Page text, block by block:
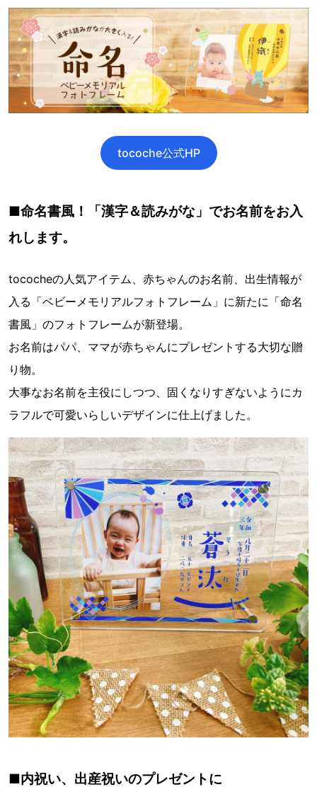
tocoche公式HP
■命名書風！「漢字＆読みがな」でお名前をお入
れします。
tococheの人気アイテム、赤ちゃんのお名前、出生情報が
入る「ベビーメモリアルフォトフレーム」に新たに「命名
書風」のフォトフレームが新登場。
お名前はパパ、ママが赤ちゃんにプレゼントする大切な贈
り物。
大事なお名前を主役にしつつ、固くなりすぎないようにカ
ラフルで可愛いらしいデザインに仕上げました。
■内祝い、出産祝いのプレゼントに